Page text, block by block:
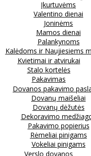
Įkurtuvėms
Valentino dienai
Joninėms
Mamos dienai
Palankynoms
Kalėdoms ir Naujiesiems
Kvietimai ir atvirukai
Stalo kortelės
Pakavimas
Dovanos pakavimo
Dovanų maišeliai
Dovanų dėžutės
Dekoravimo
Pakavimo popierius
Rėmeliai pinigams
Vokeliai pinigams
Verslo dovanos